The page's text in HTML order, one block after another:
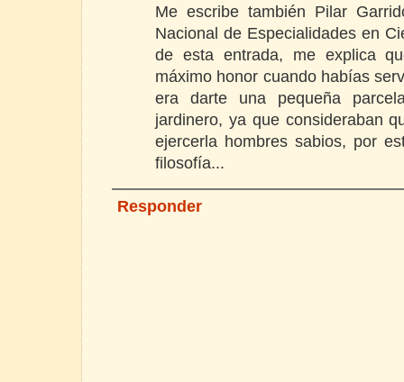
Me escribe también Pilar
Nacional de Especialidades en
de esta entrada, me explica
máximo honor cuando habías
era darte una pequeña
jardinero, ya que consideraban
ejercerla hombres sabios, por
filosofía...
Responder